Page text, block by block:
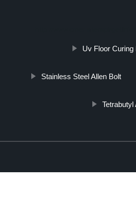
Uv Floor Curing
Stainless Steel Allen Bolt